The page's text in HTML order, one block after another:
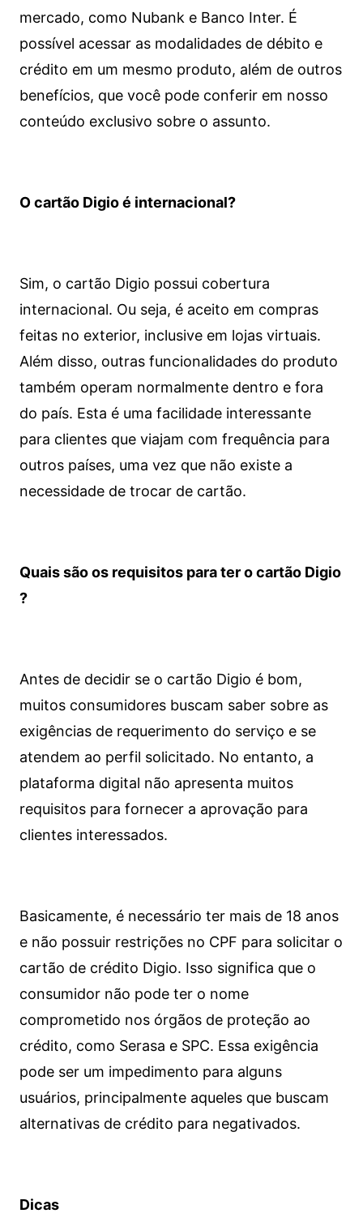
mercado, como Nubank e Banco Inter. É
possível acessar as modalidades de débito e
crédito em um mesmo produto, além de outros
benefícios, que você pode conferir em nosso
conteúdo exclusivo sobre o assunto.
O cartão Digio é internacional?
Sim, o cartão Digio possui cobertura
internacional. Ou seja, é aceito em compras
feitas no exterior, inclusive em lojas virtuais.
Além disso, outras funcionalidades do produto
também operam normalmente dentro e fora
do país. Esta é uma facilidade interessante
para clientes que viajam com frequência para
outros países, uma vez que não existe a
necessidade de trocar de cartão.
Quais são os requisitos para ter o cartão Digio
?
Antes de decidir se o cartão Digio é bom,
muitos consumidores buscam saber sobre as
exigências de requerimento do serviço e se
atendem ao perfil solicitado. No entanto, a
plataforma digital não apresenta muitos
requisitos para fornecer a aprovação para
clientes interessados.
Basicamente, é necessário ter mais de 18 anos
e não possuir restrições no CPF para solicitar o
cartão de crédito Digio. Isso significa que o
consumidor não pode ter o nome
comprometido nos órgãos de proteção ao
crédito, como Serasa e SPC. Essa exigência
pode ser um impedimento para alguns
usuários, principalmente aqueles que buscam
alternativas de crédito para negativados.
Dicas